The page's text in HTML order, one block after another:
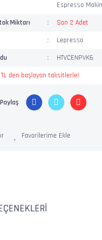
Espresso
Miktarı
Son 2 Adet
Lepresso
HTVCENPVK6
TL den başlayan taksitlerle!